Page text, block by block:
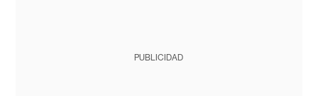
PUBLICIDAD